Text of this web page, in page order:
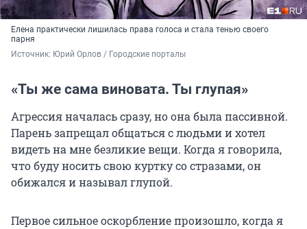
Елена практически лишилась права голоса и стала тенью своего
парня
Источник: Юрий Орлов / Городские порталы
«Ты же сама виновата. Ты глупая»
Агрессия началась сразу, но она была пассивной.
Парень запрещал общаться с людьми и хотел
видеть на мне безликие вещи. Когда я говорила,
что буду носить свою куртку со стразами, он
обижался и называл глупой.
Первое сильное оскорбление произошло, когда я